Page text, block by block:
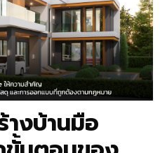
งบ้านมือ